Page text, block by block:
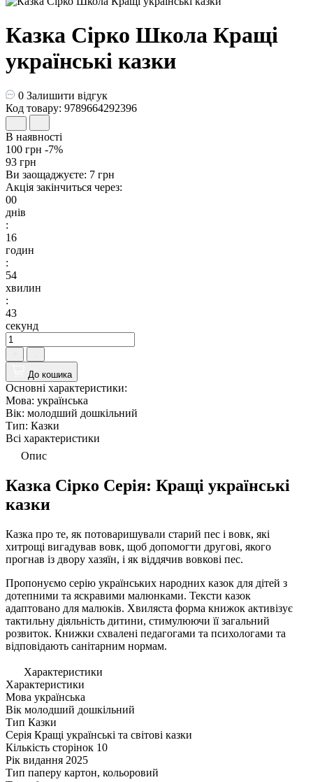
Казка Сірко Школа Кращі
українські казки
0 Залишити відгук
Код товару: 9789664292396
В наявності
100 грн -7%
93 грн
Ви заощаджуєте: 7 грн
Акція закінчиться через:
00
днів
:
16
годин
:
54
хвилин
:
42
секунд
До кошика
Основні характеристики:
Мова: українська
Вік: молодший дошкільний
Тип: Казки
Всі характеристики
Опис
Казка Сірко Серія: Кращі українські
казки
Казка про те, як потоваришували старий пес і вовк, які
хитрощі вигадував вовк, щоб допомогти другові, якого
прогнав із двору хазяїн, і як віддячив вовкові пес.
Пропонуємо серію українських народних казок для дітей з
дотепними та яскравими малюнками. Тексти казок
адаптовано для малюків. Хвиляста форма книжок активізує
тактильну діяльність дитини, стимулюючи її загальний
розвиток. Книжки схвалені педагогами та психологами та
відповідають санітарним нормам.
Характеристики
Характеристики
Мова українська
Вік молодший дошкільний
Тип Казки
Серія Кращі українські та світові казки
Кількість сторінок 10
Рік видання 2025
Тип паперу картон, кольоровий